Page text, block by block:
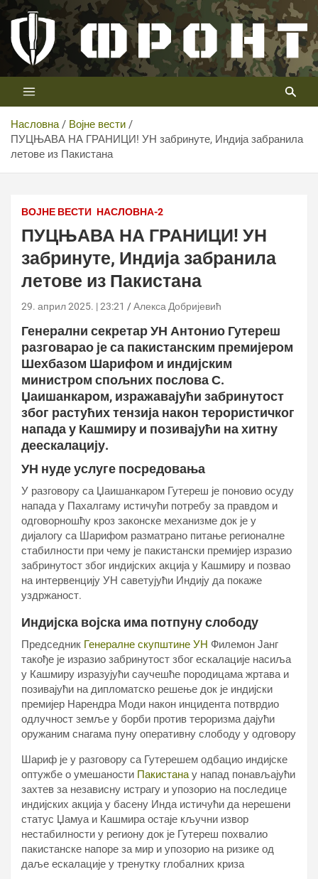
Скип
цонтент
Телевизија ФРОНТ
Први војни канал у Србији
Насловна
Војне вести
ПУЦЊАВА НА ГРАНИЦИ! УН забринуте, Индија забранила
летове из Пакистана
ВОЈНЕ ВЕСТИ НАСЛОВНА-2
ПУЦЊАВА НА ГРАНИЦИ! УН
забринуте, Индија забранила
летове из Пакистана
29. април 2025. | 23:21 Алекса Добријевић
Генерални секретар УН Антонио Гутереш
разговарао је са пакистанским премијером
Шехбазом Шарифом и индијским
министром спољних послова С.
Џаишанкаром, изражавајући забринутост
због растућих тензија након терористичког
напада у Кашмиру и позивајући на хитну
деескалацију.
УН нуде услуге посредовања
У разговору са Џаишанкаром Гутереш је поновио осуду
напада у Пахалгаму истичући потребу за правдом и
одговорношћу кроз законске механизме док је у
дијалогу са Шарифом разматрано питање регионалне
стабилности при чему је пакистански премијер изразио
забринутост због индијских акција у Кашмиру и позвао
на интервенцију УН саветујући Индију да покаже
уздржаност.
Индијска војска има потпуну слободу
Председник Генералне скупштине УН Филемон Јанг
такође је изразио забринутост због ескалације насиља
у Кашмиру изразујући саучешће породицама жртава и
позивајући на дипломатско решење док је индијски
премијер Нарендра Моди након инцидента потврдио
одлучност земље у борби против тероризма дајући
оружаним снагама пуну оперативну слободу у одговору
Шариф је у разговору са Гутерешем одбацио индијске
оптужбе о умешаности Пакистанау напад понављајући
захтев за независну истрагу и упозорио на последице
индијских акција у басену Инда истичући да нерешени
статус Џамуа и Кашмира остаје кључни извор
нестабилности у региону док је Гутереш похвалио
пакистанске напоре за мир и упозорио на ризике од
даље ескалације у тренутку глобалних криза